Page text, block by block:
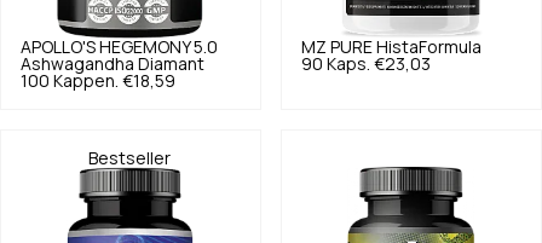
APOLLO'S HEGEMONY 5.0
Ashwagandha Diamant
100 Kappen. €18,59
MZ PURE HistaFormula
90 Kaps. €23,03
Bestseller